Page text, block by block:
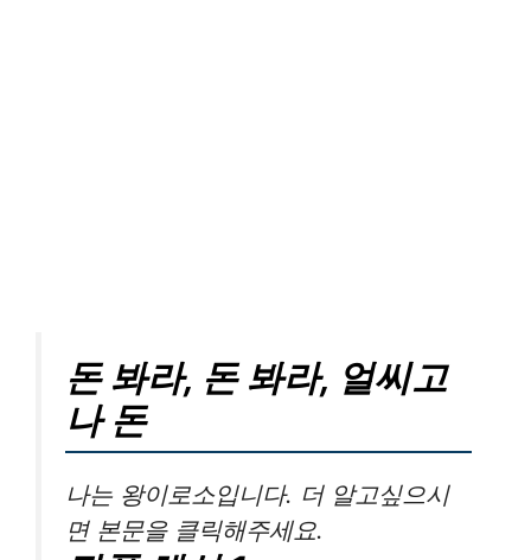
돈 봐라, 돈 봐라, 얼씨고
나 돈
나는 왕이로소입니다. 더 알고싶으시
면 본문을 클릭해주세요.